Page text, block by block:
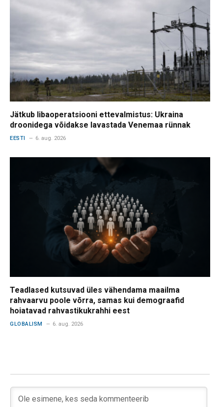
Jätkub libaoperatsiooni ettevalmistus: Ukraina
droonidega võidakse lavastada Venemaa rünnak
EESTI 6. aug. 2026
Teadlased kutsuvad üles vähendama maailma
rahvaarvu poole võrra, samas kui demograafid
hoiatavad rahvastikukrahhi eest
GLOBALISM 6. aug. 2026